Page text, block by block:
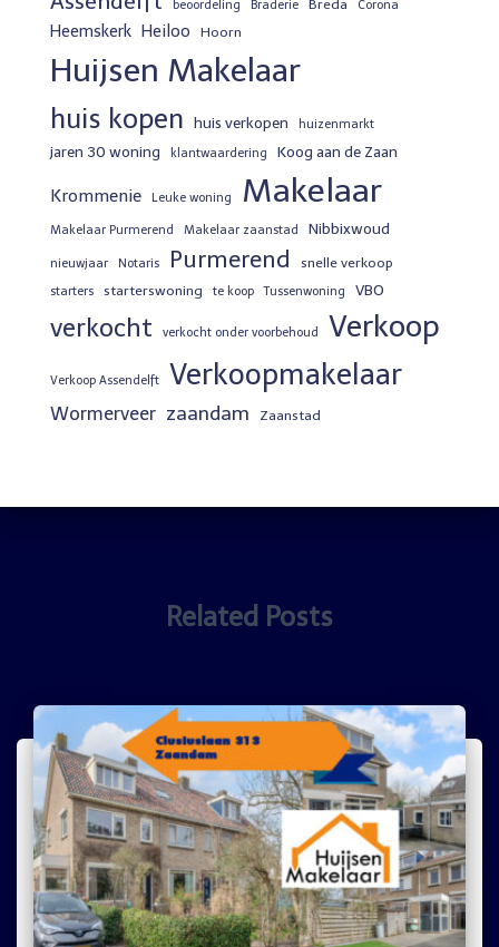
beoordeling Braderie Breda Corona
Heemskerk Heiloo Hoorn
Huijsen Makelaar
huis kopen huis verkopen huizenmarkt
jaren 30 woning klantwaardering Koog aan de Zaan
Krommenie Leuke woning Makelaar
Makelaar Purmerend Makelaar zaanstad Nibbixwoud
nieuwjaar Notaris Purmerend snelle verkoop
starters starterswoning te koop Tussenwoning VBO
verkocht verkocht onder voorbehoud Verkoop
Verkoop Assendelft Verkoopmakelaar
Wormerveer zaandam Zaanstad
Related Posts